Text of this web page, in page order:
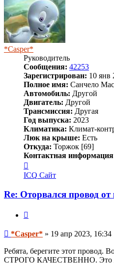
*Casper*
Руководитель
Сообщения: 42253
Зарегистрирован: 10 янв
Полное имя: Санчело
Автомобиль: Другой
Двигатель: Другой
Трансмиссия: Другая
Год выпуска: 2023
Климатика: Климат-
Люк на крыше: Есть
Откуда: Торжок [69]
Контактная
информация
пользователя
ICQ Сайт
Re: Оторвался провод
Сообщение
*Casper* » 19 апр 2023, 16:34
Ребята, берегите этот провод.
СТРОГО КАЧЕСТВЕННО. Это